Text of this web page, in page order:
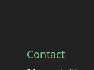
Contact